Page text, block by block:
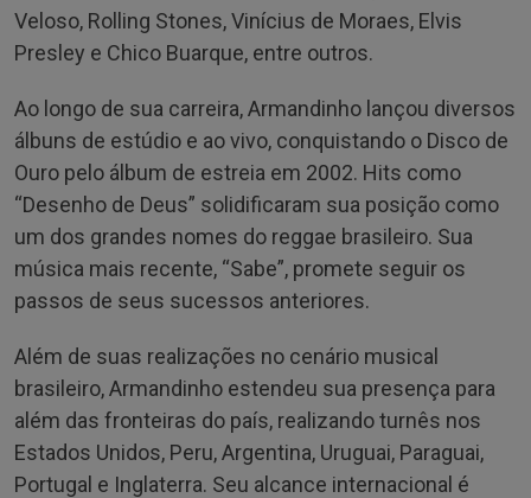
Veloso, Rolling Stones, Vinícius de Moraes, Elvis
Presley e Chico Buarque, entre outros.
Ao longo de sua carreira, Armandinho lançou diversos
álbuns de estúdio e ao vivo, conquistando o Disco de
Ouro pelo álbum de estreia em 2002. Hits como
“Desenho de Deus” solidificaram sua posição como
um dos grandes nomes do reggae brasileiro. Sua
música mais recente, “Sabe”, promete seguir os
passos de seus sucessos anteriores.
Além de suas realizações no cenário musical
brasileiro, Armandinho estendeu sua presença para
além das fronteiras do país, realizando turnês nos
Estados Unidos, Peru, Argentina, Uruguai, Paraguai,
Portugal e Inglaterra. Seu alcance internacional é